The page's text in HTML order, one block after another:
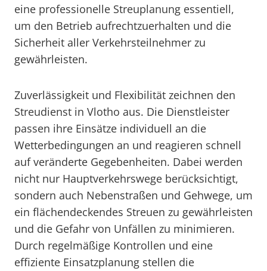
eine professionelle Streuplanung essentiell,
um den Betrieb aufrechtzuerhalten und die
Sicherheit aller Verkehrsteilnehmer zu
gewährleisten.
Zuverlässigkeit und Flexibilität zeichnen den
Streudienst in Vlotho aus. Die Dienstleister
passen ihre Einsätze individuell an die
Wetterbedingungen an und reagieren schnell
auf veränderte Gegebenheiten. Dabei werden
nicht nur Hauptverkehrswege berücksichtigt,
sondern auch Nebenstraßen und Gehwege, um
ein flächendeckendes Streuen zu gewährleisten
und die Gefahr von Unfällen zu minimieren.
Durch regelmäßige Kontrollen und eine
effiziente Einsatzplanung stellen die